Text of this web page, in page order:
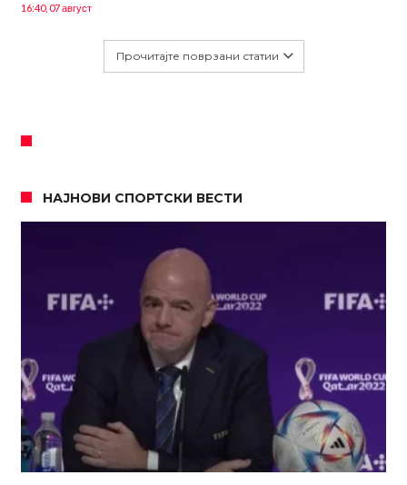
16:40, 07 август
Прочитајте поврзани статии
НАЈНОВИ СПОРТСКИ ВЕСТИ